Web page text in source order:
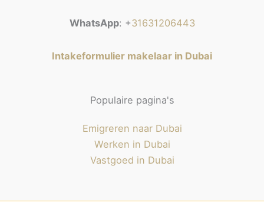
WhatsApp: +31631206443
Intakeformulier makelaar in Dubai
Populaire pagina's
Emigreren naar Dubai
Werken in Dubai
Vastgoed in Dubai